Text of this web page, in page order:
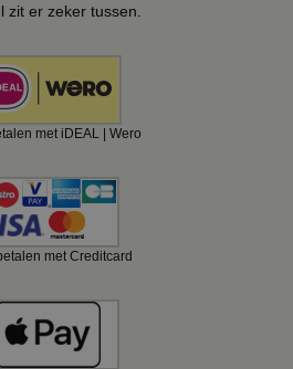
zit er zeker tussen.
met iDEAL | Wero
met Creditcard